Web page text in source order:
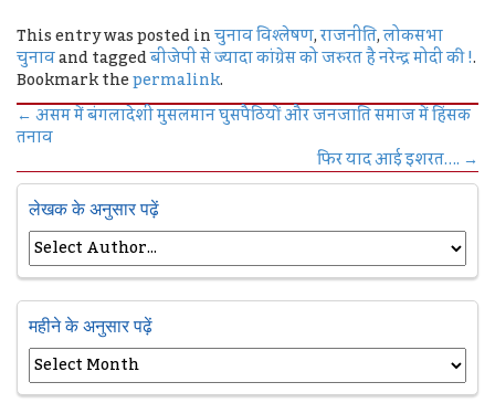
This entry was posted inचुनाव विश्लेषण,राजनीति,लोकसभा
चुनावand taggedबीजेपी से ज्यादा कांग्रेस को जरुरत है नरेन्द्र मोदी की !.
Bookmark thepermalink.
←असम में बंगलादेशी मुसलमान घुसपैठियों और जनजाति समाज में हिंसक
तनाव
फिर याद आई इशरत…. →
लेखक के अनुसार पढ़ें
महीने के अनुसार पढ़ें